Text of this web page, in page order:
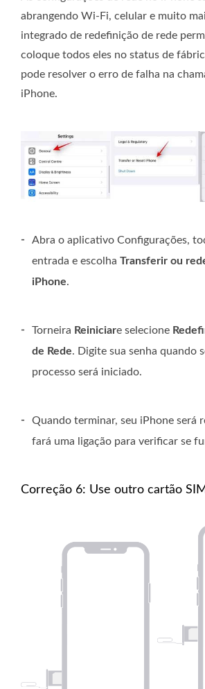
abrangendo Wi-Fi, celular e muito
integrado de redefinição de rede
coloque todos eles no status de
pode resolver o erro de falha na
iPhone.
- Abra o aplicativo Configurações,
entrada e escolha Transferir ou
iPhone.
- Torneira Reiniciare selecione
de Rede. Digite sua senha quando
processo será iniciado.
-
Quando terminar, seu iPhone será
fará uma ligação para verificar se
Correção 6: Use outro cartão SIM